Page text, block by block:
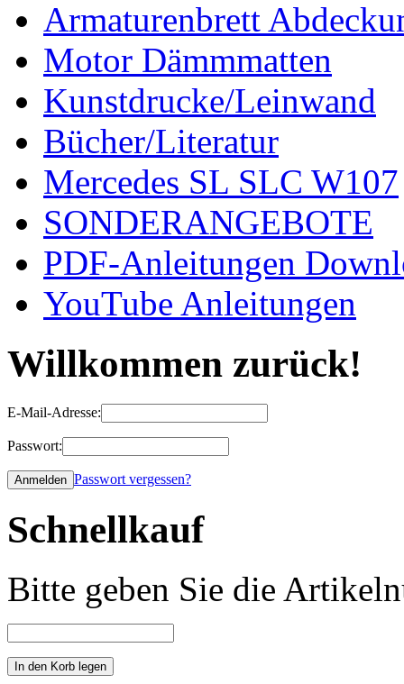
Armaturenbrett
Motor Dämmmatten
Kunstdrucke/Leinwand
Bücher/Literatur
Mercedes SL SLC W107
SONDERANGEBOTE
PDF-Anleitungen
YouTube Anleitungen
Willkommen zurück!
E-Mail-Adresse:
Passwort:
Passwort vergessen?
Schnellkauf
Bitte geben Sie die